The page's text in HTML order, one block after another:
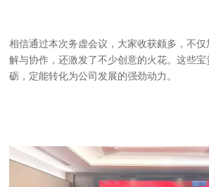
相信通过本次务虚会议，大家收获颇多，不
解与协作，还激发了不少创意的火花。这些
砺，定能转化为公司发展的强劲动力。